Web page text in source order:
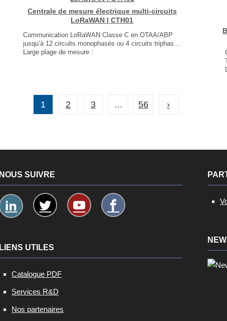
Centrale de mesure électrique multi-circuits
LoRaWAN | CTH01
Communication LoRaWAN Classe C en OTAA/ABP
jusqu’à 12 circuits monophasés ou 4 circuits triphasés
Large plage de mesure :
Dimensions : 49,3 × 98 × 90 mm
Poids : 163 g
1 2 3 ... 56 ›
NOUS SUIVRE
LIENS UTILES
Catalogue PDF
Services R&D
Nos partenaires